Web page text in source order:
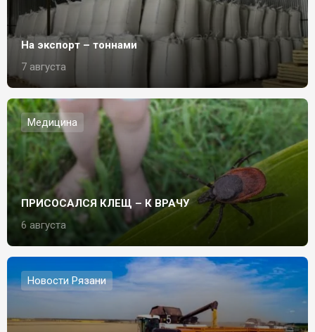
На экспорт – тоннами
7 августа
Медицина
ПРИСОСАЛСЯ КЛЕЩ – К ВРАЧУ
6 августа
Новости Рязани